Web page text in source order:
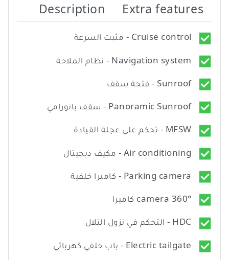
Extra features
Description
Cruise control - مثبت السرعة
Navigation system - نظام الملاحة
Sunroof - فتحة سقف
Panoramic Sunroof - سقف بانورامي
MFSW - تحكم على عجلة القيادة
Air conditioning - مكيف ديجيتال
Parking camera - كاميرا خلفية
camera 360° كاميرا
HDC - التحكم في نزول التلال
Electric tailgate - باب خلفي كهربائي